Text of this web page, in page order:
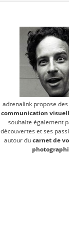
adrenalink propose
communication
souhaite également
découvertes et ses
autour ducarnet de